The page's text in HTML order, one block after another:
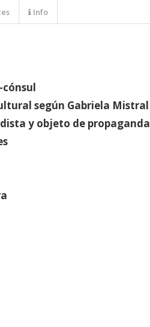
según Gabriela Mistral
y objeto de propaganda
Info